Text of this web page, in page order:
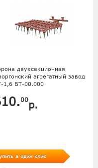
двухсекционная
агрегатный завод
1,6 БТ-00.000
00р.
в один клик